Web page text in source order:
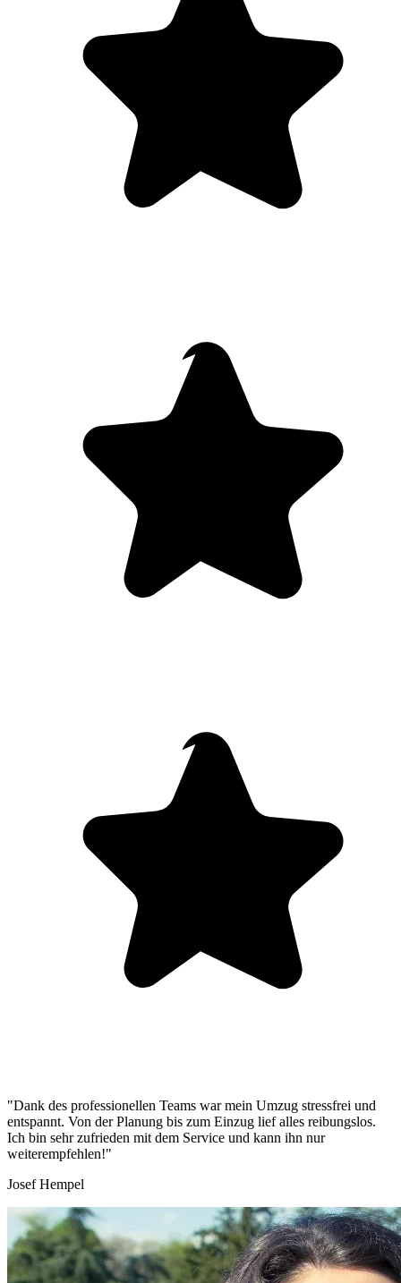
"Dank des professionellen Teams war mein Umzug stressfrei und
entspannt. Von der Planung bis zum Einzug lief alles reibungslos.
Ich bin sehr zufrieden mit dem Service und kann ihn nur
weiterempfehlen!"
Josef Hempel